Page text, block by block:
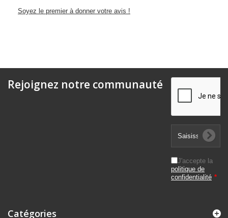
Soyez le premier à donner votre avis !
Rejoignez notre communauté
J'accepte la
politique de
confidentialité *
Catégories